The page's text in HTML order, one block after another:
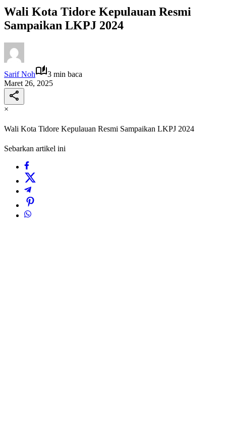
Wali Kota Tidore Kepulauan Resmi
Sampaikan LKPJ 2024
Sarif Noh
3 min baca
Maret 26, 2025
×
Wali Kota Tidore Kepulauan Resmi Sampaikan LKPJ 2024
Sebarkan artikel ini